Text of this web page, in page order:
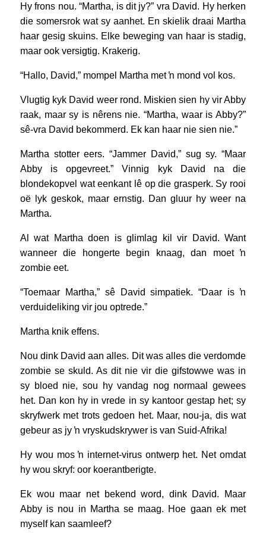
Hy frons nou. “Martha, is dit jy?” vra David. Hy herken
die somersrok wat sy aanhet. En skielik draai Martha
haar gesig skuins. Elke beweging van haar is stadig,
maar ook versigtig. Krakerig.
“Hallo, David,” mompel Martha met ŉ mond vol kos.
Vlugtig kyk David weer rond. Miskien sien hy vir Abby
raak, maar sy is nêrens nie. “Martha, waar is Abby?”
sê-vra David bekommerd. Ek kan haar nie sien nie.”
Martha stotter eers. “Jammer David,” sug sy. “Maar
Abby is opgevreet.” Vinnig kyk David na die
blondekopvel wat eenkant lê op die grasperk. Sy rooi
oë lyk geskok, maar ernstig. Dan gluur hy weer na
Martha.
Al wat Martha doen is glimlag kil vir David. Want
wanneer die hongerte begin knaag, dan moet ŉ
zombie eet.
“Toemaar Martha,” sê David simpatiek. “Daar is ŉ
verduideliking vir jou optrede.”
Martha knik effens.
Nou dink David aan alles. Dit was alles die verdomde
zombie se skuld. As dit nie vir die gifstowwe was in
sy bloed nie, sou hy vandag nog normaal gewees
het. Dan kon hy in vrede in sy kantoor gestap het; sy
skryfwerk met trots gedoen het. Maar, nou-ja, dis wat
gebeur as jy ŉ vryskudskrywer is van Suid-Afrika!
Hy wou mos ŉ internet-virus ontwerp het. Net omdat
hy wou skryf: oor koerantberigte.
Ek wou maar net bekend word, dink David. Maar
Abby is nou in Martha se maag. Hoe gaan ek met
myself kan saamleef?